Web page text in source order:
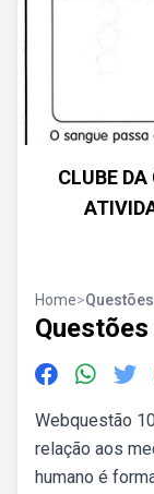
CLUBE
Home>
Webquestão
relação aos
humano é